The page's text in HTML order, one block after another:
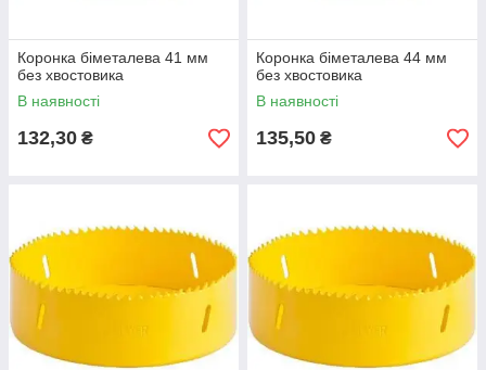
Коронка біметалева 41 мм
без хвостовика
В наявності
132,30 ₴
Коронка біметалева 44 мм
без хвостовика
В наявності
135,50 ₴